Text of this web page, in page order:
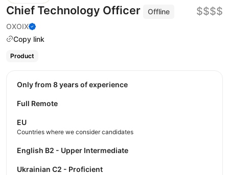
Chief Technology Officer
Offline
OXOIX
Copy link
$$$$
Product
Only from 8 years of experience
Full Remote
EU
Countries where we consider candidates
English B2 - Upper Intermediate
Ukrainian C2 - Proficient